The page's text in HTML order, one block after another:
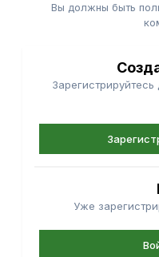
Вы должны быть
Зарегистрируйтесь
Уже